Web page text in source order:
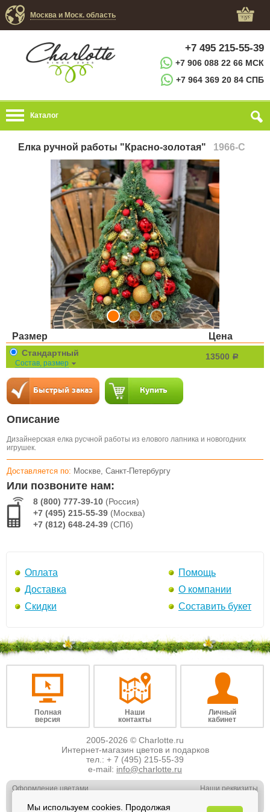
Москва и Моск. область
+7 495 215-55-39
+7 906 088 22 66 МСК
+7 964 369 20 84 СПБ
Каталог
Елка ручной работы "Красно-золотая" 1966-C
Размер Цена
Стандартный
Состав, размер
13500 a
Описание
Дизайнерская елка русчной работы из елового лапника и новогодних
игрушек.
Доставляется по: Москве, Санкт-Петербургу
Или позвоните нам:
8 (800) 777-39-10 (Россия)
+7 (495) 215-55-39 (Москва)
+7 (812) 648-24-39 (СПб)
Оплата
Доставка
Скидки
Помощь
О компании
Составить букет
Полная
версия
Наши
контакты
Личный
кабинет
2005-2026 © Charlotte.ru
Интернет-магазин цветов и подарков
тел.: + 7 (495) 215-55-39
e-mail: info@charlotte.ru
Оформление цветами
Свадебная флористика
Наши реквизиты
Отзывы о нас
Мы используем cookies. Продолжая